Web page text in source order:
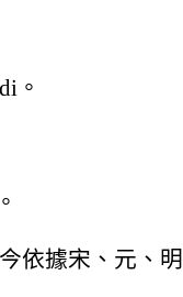
。
依據宋、元、